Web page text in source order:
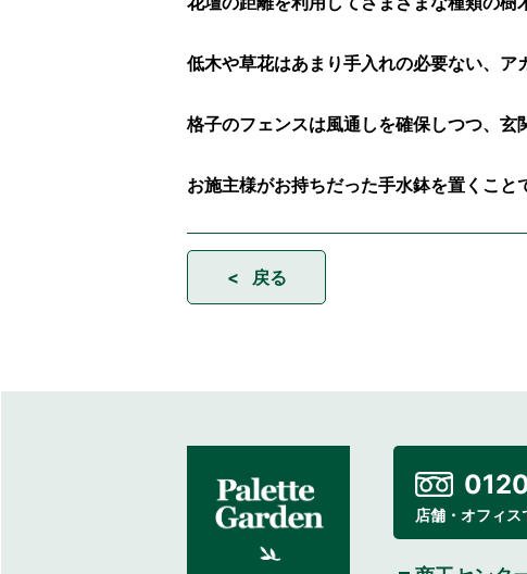
低木や草花はあまり手入れの必要ない、ア
格子のフェンスは風通しを確保しつつ、玄
お施主様がお持ちだった手水鉢を置くこと
< 戻る
店舗・オフィス